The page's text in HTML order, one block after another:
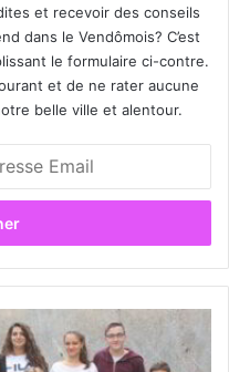
et recevoir des conseils
dans le Vendômois? C’est
le formulaire ci-contre.
et de ne rater aucune
belle ville et alentour.